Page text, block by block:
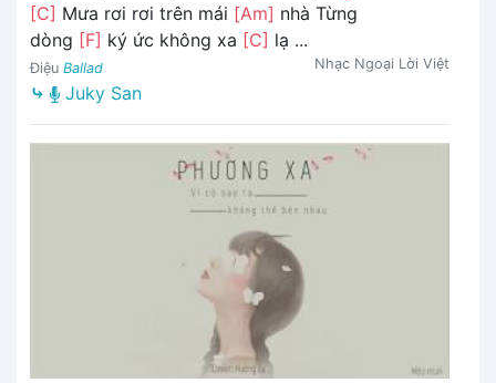
[C] Mưa rơi rơi trên mái [Am] nhà Từng
dòng [F] ký ức không xa [C] lạ ...
Điệu Ballad Nhạc Ngoại Lời Việt
⤷ Juky San